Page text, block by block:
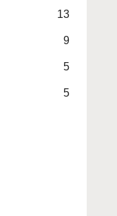
13
9
5
5